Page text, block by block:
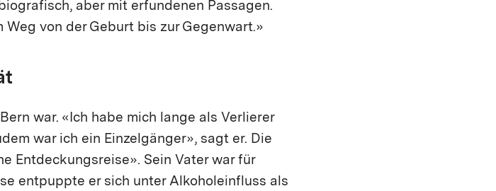
aber mit erfundenen Passagen.
von der Geburt bis zur Gegenwart.»
war. «Ich habe mich lange als Verlierer
war ich ein Einzelgänger», sagt er. Die
Entdeckungsreise». Sein Vater war für
entpuppte er sich unter Alkoholeinfluss als